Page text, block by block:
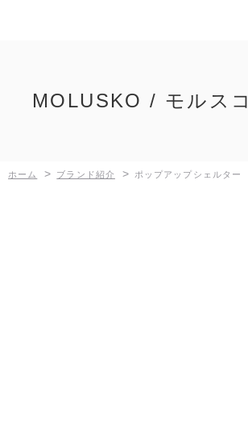
MOLUSKO / モルスコ
ホーム > ブランド紹介 > ポップアップシェルター